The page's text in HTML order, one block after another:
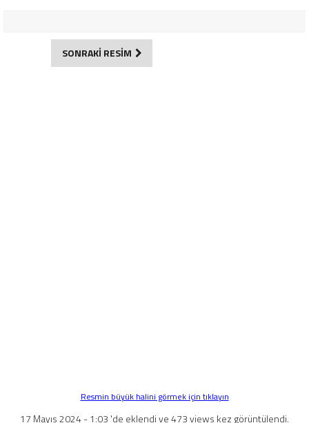
SONRAKİ RESİM
Resmin büyük halini görmek için tıklayın
17 Mayıs 2024 - 1:03 'de eklendi ve 473 views kez görüntülendi.